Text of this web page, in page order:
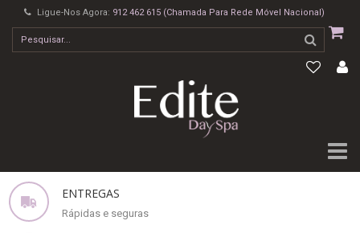
Ligue-Nos Agora: 912 462 615 (Chamada Para Rede Móvel Nacional)
ENTREGAS
Rápidas e seguras